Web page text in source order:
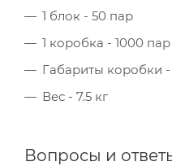
1 блок - 50 пар
1 коробка - 1000 пар
Габариты коробки
Вес - 7.5 кг
Вопросы и